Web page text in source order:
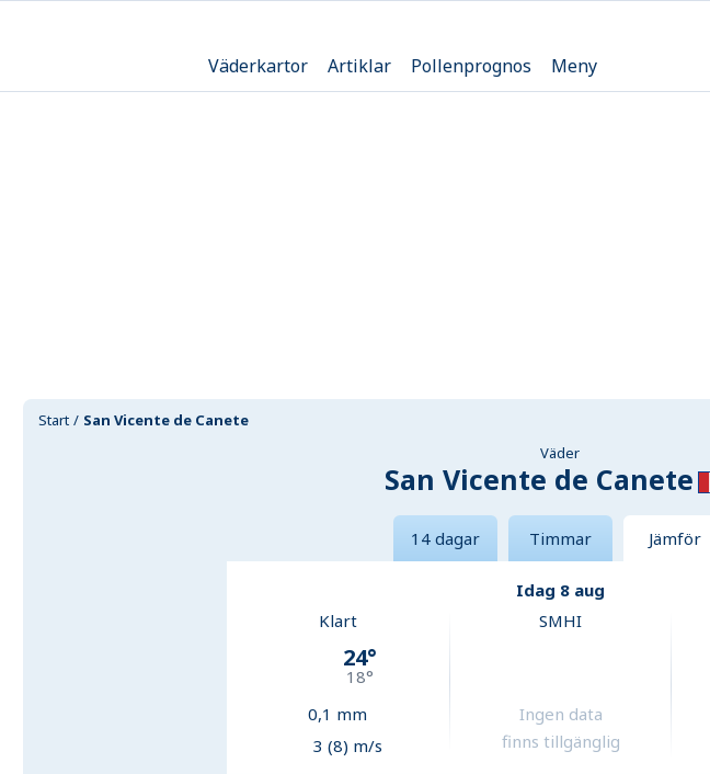
Väderkartor Artiklar Pollenprognos Meny
Start San Vicente de Canete
Väder
San Vicente de Canete
14 dagar Timmar Jämför
Idag 8 aug
Klart
24°
18°
0,1 mm
3 (8) m/s
SMHI
Ingen data
finns tillgänglig